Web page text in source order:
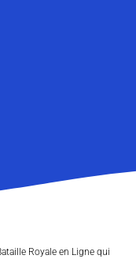
Royale en Ligne qui